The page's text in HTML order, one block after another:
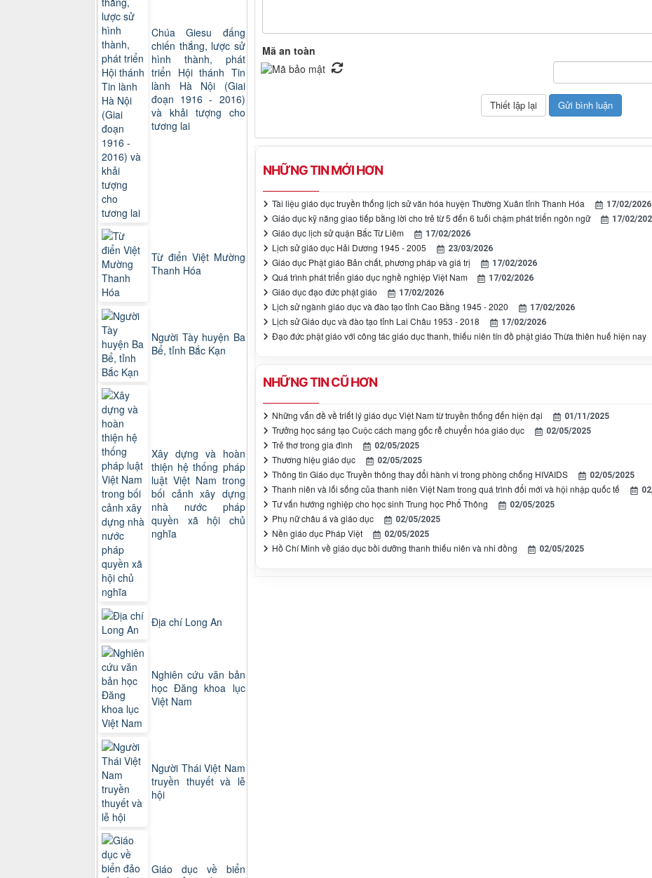
Mã an toàn
NHỮNG TIN MỚI HƠN
Tài liệu giáo dục truyền thống lịch sử văn hóa huyện Thường Xuân tỉnh Thanh Hóa 17/02/2026
Giáo dục kỹ năng giao tiếp bằng lời cho trẻ từ 5 đến 6 tuối chậm phát triển ngôn ngữ 17/02/
Giáo dục lịch sử quận Bắc Từ Liêm 17/02/2026
Lịch sử giáo dục Hải Dương 1945 - 2005 23/03/2026
Giáo dục Phật giáo Bản chất, phương pháp và giá trị 17/02/2026
Quá trình phát triển giáo dục nghề nghiệp Việt Nam 17/02/2026
Giáo dục đạo đức phật giáo 17/02/2026
Lịch sử ngành giáo dục và đào tạo tỉnh Cao Bằng 1945 - 2020 17/02/2026
Lịch sử Giáo dục và đào tạo tỉnh Lai Châu 1953 - 2018 17/02/2026
Đạo đức phật giáo với công tác giáo dục thanh, thiếu niên tín đồ phật giáo Thừa thiên huế hiện nay
NHỮNG TIN CŨ HƠN
Những vấn đề về triết lý giáo dục Việt Nam từ truyền thống đến hiện đại 01/11/2025
Trưởng học sáng tạo Cuộc cách mạng gốc rễ chuyển hóa giáo dục 02/05/2025
Trẻ thơ trong gia đình 02/05/2025
Thương hiệu giáo dục 02/05/2025
Thông tin Giáo dục Truyền thông thay đổi hành vi trong phòng chống HIVAIDS 02/05/2025
Thanh niên và lối sống của thanh niên Việt Nam trong quá trình đổi mới và hội nhập quốc tế
Tư vấn hướng nghiệp cho học sinh Trung học Phổ Thông 02/05/2025
Phụ nữ châu á và giáo dục 02/05/2025
Nền giáo dục Pháp Việt 02/05/2025
Hồ Chí Minh về giáo dục bồi dưỡng thanh thiếu niên và nhi đồng 02/05/2025
Chúa Giesu đấng
chiến thắng, lược sử
hình thành, phát
triển Hội thánh Tin
lành Hà Nội (Giai
đoạn 1916 - 2016)
và khải tượng cho
tương lai
Từ điển Việt Mường
Thanh Hóa
Người Tày huyện Ba
Bể, tỉnh Bắc Kạn
Xây dựng và hoàn
thiện hệ thống pháp
luật Việt Nam trong
bối cảnh xây dựng
nhà nước pháp
quyền xã hội chủ
nghĩa
Địa chí Long An
Nghiên cứu văn bản
học Đăng khoa lục
Việt Nam
Người Thái Việt Nam
truyền thuyết và lễ
hội
Giáo dục về biển